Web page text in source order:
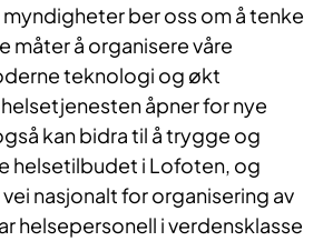
myndigheter ber oss om å tenke
måter å organisere våre
teknologi og økt
åpner for nye
kan bidra til å trygge og
helsetilbudet i Lofoten, og
nasjonalt for organisering av
helsepersonell i verdensklasse